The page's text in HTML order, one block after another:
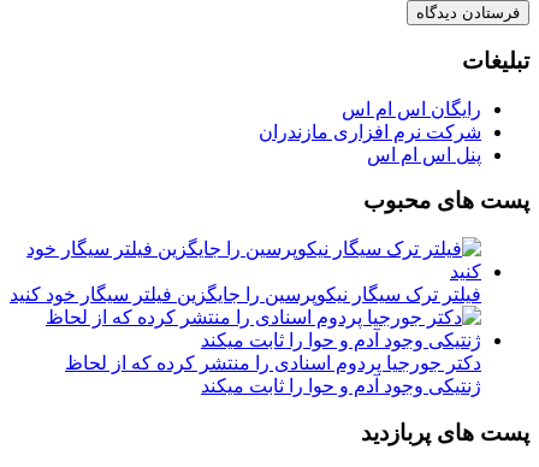
تبلیغات
رایگان اس ام اس
شرکت نرم افزاری مازندران
پنل اس ام اس
پست های محبوب
فیلتر ترک سیگار نیکوپرسین را جایگزین فیلتر سیگار خود کنید
دکتر جورجیا پردوم اسنادی را منتشر کرده که از لحاظ
ژنتیکی وجود آدم و حوا را ثابت میکند
پست های پربازدید